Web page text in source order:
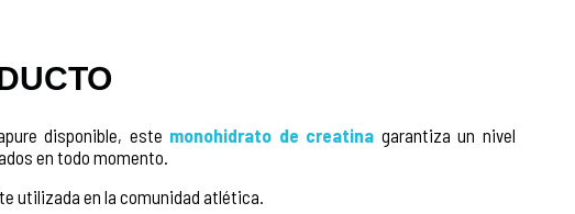
disponible, este monohidrato de creatina garantiza un nivel
en todo momento.
utilizada en la comunidad atlética.